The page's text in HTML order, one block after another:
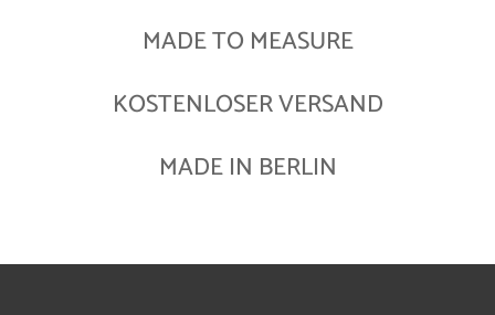
MADE TO MEASURE
KOSTENLOSER VERSAND
MADE IN BERLIN